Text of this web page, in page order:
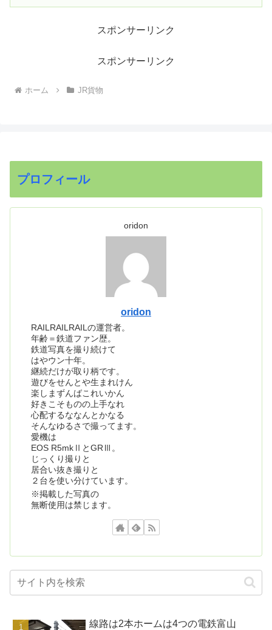
スポンサーリンク
スポンサーリンク
ホーム JR貨物
プロフィール
oridon
oridon
RAILRAILRAILの運営者。
年齢＝鉄道ファン歴。
鉄道写真を撮り続けて
はやウン十年。
継続だけが取り柄です。
遊びをせんとや生まれけん
楽しまずんばこれいかん
好きこそものの上手なれ
心配するななんとかなる
そんなゆるさで撮ってます。
愛機は
EOS R5mkⅡとGRⅢ。
じっくり撮りと
居合い抜き撮りと
２台を使い分けています。
※掲載した写真の
無断使用は禁じます。
線路は2本ホームは4つの電鉄富山